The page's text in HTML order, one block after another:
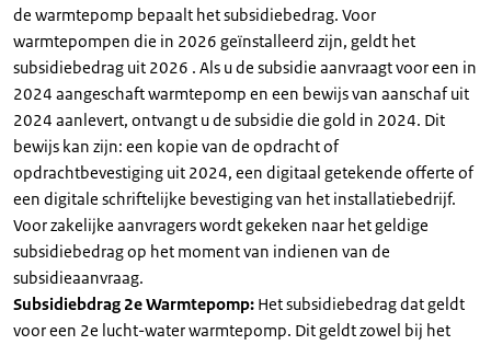
de warmtepomp bepaalt het subsidiebedrag. Voor
warmtepompen die in 2026 geïnstalleerd zijn, geldt het
subsidiebedrag uit 2026 . Als u de subsidie aanvraagt voor een in
2024 aangeschaft warmtepomp en een bewijs van aanschaf uit
2024 aanlevert, ontvangt u de subsidie die gold in 2024. Dit
bewijs kan zijn: een kopie van de opdracht of
opdrachtbevestiging uit 2024, een digitaal getekende offerte of
een digitale schriftelijke bevestiging van het installatiebedrijf.
Voor zakelijke aanvragers wordt gekeken naar het geldige
subsidiebedrag op het moment van indienen van de
subsidieaanvraag.
Subsidiebdrag 2e Warmtepomp: Het subsidiebedrag dat geldt
voor een 2e lucht-water warmtepomp. Dit geldt zowel bij het